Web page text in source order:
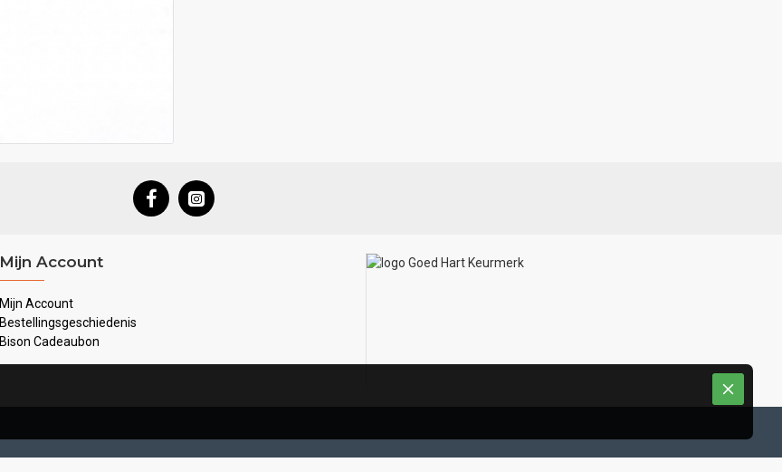
Mijn Account
Mijn Account
Bestellingsgeschiedenis
Bison Cadeaubon